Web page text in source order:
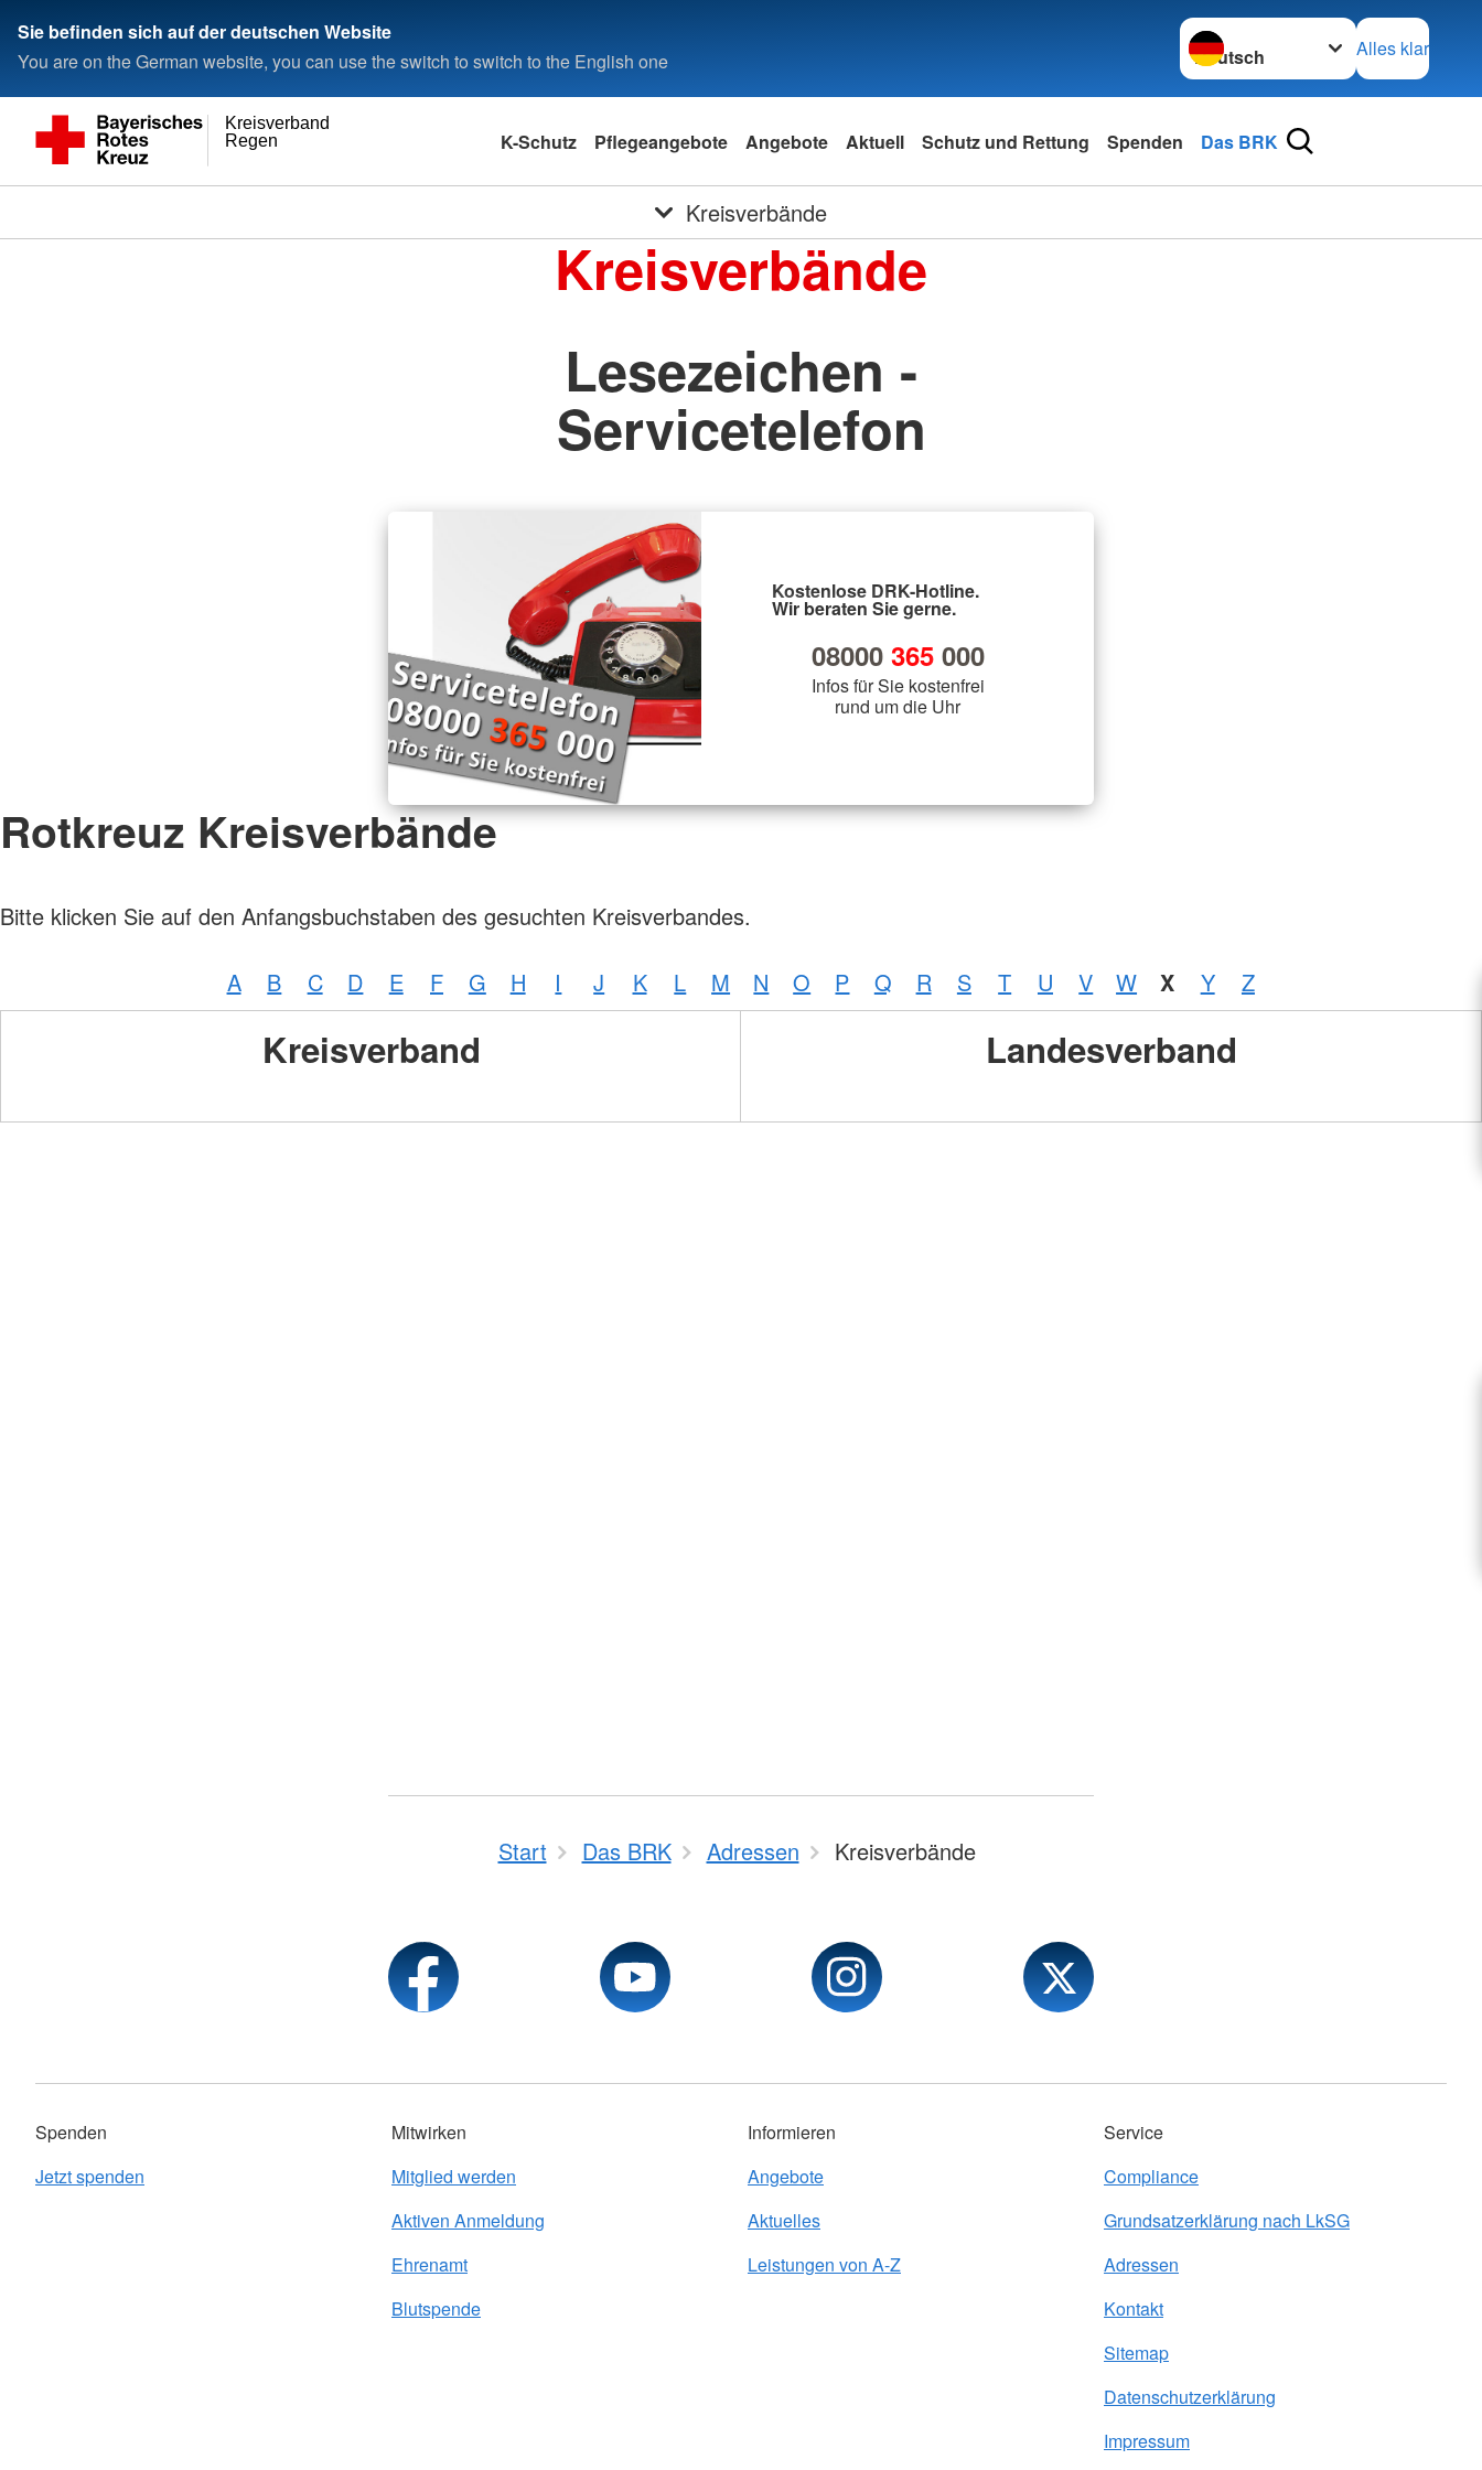
Sie befinden sich auf der deutschen Website
You are on the German website, you can use the switch to switch to the English one
Sprache wechseln zu
Alles klar
Regen
Kreisverband
K-Schutz Pflegeangebote Angebote Aktuell Schutz und Rettung Spenden Das BRK
Kreisverbände
Kreisverbände
Lesezeichen -
Servicetelefon
Kostenlose DRK-Hotline.
Wir beraten Sie gerne.
08000 365000
Infos für Sie kostenfrei
rund um die Uhr
Rotkreuz Kreisverbände
Bitte klicken Sie auf den Anfangsbuchstaben des gesuchten Kreisverbandes.
A B C D E F G H I J K L M N O P Q R S T U V W X Y Z
Kreisverband Landesverband
Start Das BRK Adressen Kreisverbände
Spenden
Jetzt spenden
Mitwirken
Mitglied werden
Aktiven Anmeldung
Ehrenamt
Blutspende
Informieren
Angebote
Aktuelles
Leistungen von A-Z
Service
Compliance
Grundsatzerklärung nach LkSG
Adressen
Kontakt
Sitemap
Datenschutzerklärung
Impressum